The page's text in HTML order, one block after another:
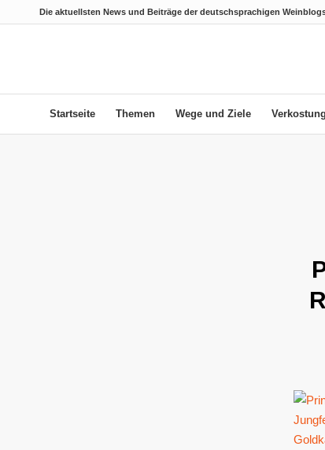
Die aktuellsten News und Beiträge der deutschsprachigen
Startseite Themen Wege und Ziele Verkostung